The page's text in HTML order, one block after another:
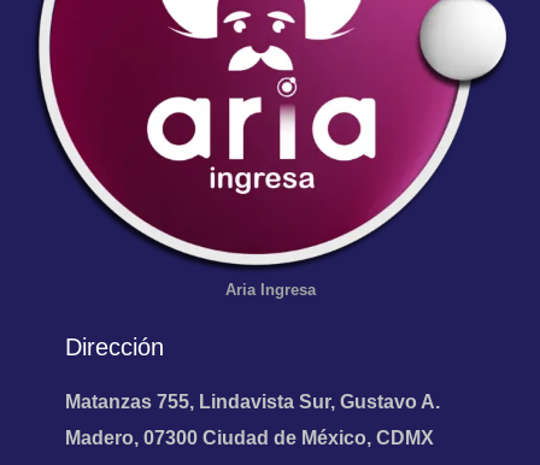
Aria Ingresa
Dirección
Matanzas 755, Lindavista Sur, Gustavo A.
Madero, 07300 Ciudad de México, CDMX